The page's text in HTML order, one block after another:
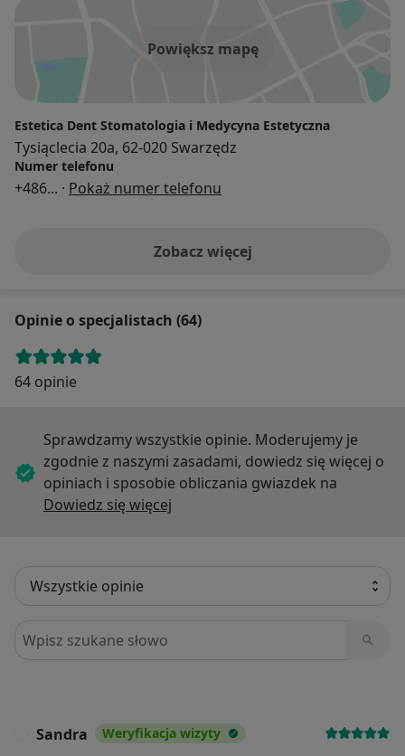
Powiększ mapę
Estetica Dent Stomatologia i Medycyna Estetyczna
Tysiąclecia 20a, 62-020 Swarzędz
Numer telefonu
+486... · Pokaż numer telefonu
Zobacz więcej
Opinie o specjalistach (64)
64 opinie
Sprawdzamy wszystkie opinie. Moderujemy je
zgodnie z naszymi zasadami, dowiedz się więcej o
opiniach i sposobie obliczania gwiazdek na
Dowiedz się więcej
Szukaj w opiniach
Sandra Weryfikacja wizyty